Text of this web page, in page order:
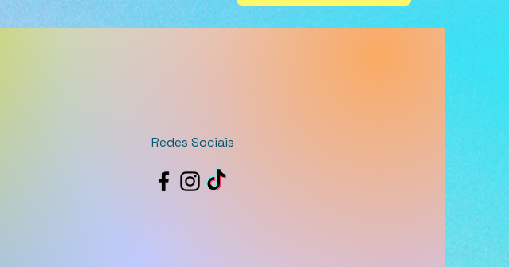
Redes Sociais